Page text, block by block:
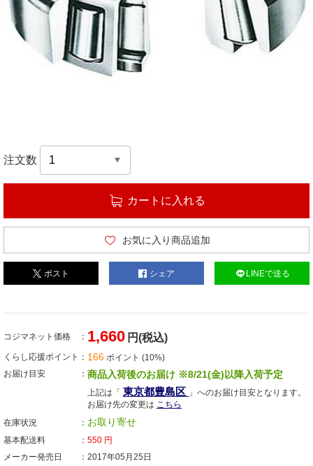
注文数
カートに入れる
お気に入り商品追加
ポスト シェア LINEで送る
コジマネット価格 1,660 円(税込)
くらし応援ポイント 166 ポイント (10%)
お届け目安
商品入荷後のお届け ※8/21(金)以降入荷予定
上記は「 東京都豊島区 」へのお届け目安となります。
お届け先の変更は こちら
在庫状況
お取り寄せ
基本配送料 550 円
メーカー発売日
2017年05月25日